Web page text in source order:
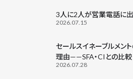
3人に2人が営業電話に
2026.07.15
セールスイネーブルメン
理由——SFA・CIとの比較
2026.07.28